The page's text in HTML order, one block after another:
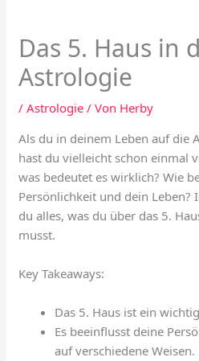
Das 5. Haus in
Astrologie
/Astrologie / Von Herby
Als du in deinem Leben auf die
hast du vielleicht schon einmal
was bedeutet es wirklich? Wie
Persönlichkeit und dein
du alles, was du über das 5.
musst.
Key Takeaways:
Das 5. Haus ist ein
Es beeinflusst deine
auf verschiedene Weisen.